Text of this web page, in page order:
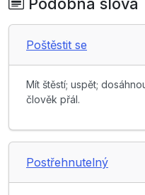
Poštěstit se
Mít štěstí; uspět;
člověk přál.
Postřehnutelný